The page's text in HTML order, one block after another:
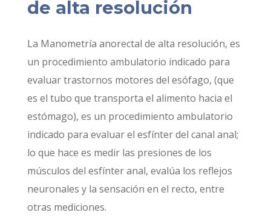
de alta resolución
La Manometría anorectal de alta resolución, es
un procedimiento ambulatorio indicado para
evaluar trastornos motores del esófago, (que
es el tubo que transporta el alimento hacia el
estómago), es un procedimiento ambulatorio
indicado para evaluar el esfínter del canal anal;
lo que hace es medir las presiones de los
músculos del esfínter anal, evalúa los reflejos
neuronales y la sensación en el recto, entre
otras mediciones.